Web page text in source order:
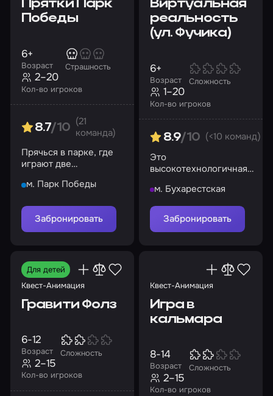
Прятки Парк
Победы
Возраст
6+
Страшность
Кол-во игроков
2–20
8.7/10
(21
команда)
Прячься в парке, где
играют две
команды: «Жители
«Привидения»
м. Парк Победы
Забронировать
Виртуальная
реальность
(ул. Фучика)
Возраст
6+
Сложность
Кол-во игроков
1–20
8.9/10 (<10 команд)
Это
высокотехнологичная
традиционному квесту,
лазертагу или
пейнтболу
м. Бухарестская
Забронировать
Для детей
Квест-Анимация
Гравити Фолз
Возраст
6-12
Сложность
Кол-во игроков
2–15
Квест-Анимация
Игра в
кальмара
Возраст
8-14
Сложность
Кол-во игроков
2–15